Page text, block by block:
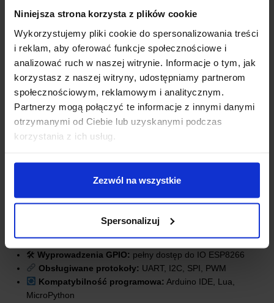
Niniejsza strona korzysta z plików cookie
Wykorzystujemy pliki cookie do spersonalizowania treści
i reklam, aby oferować funkcje społecznościowe i
analizować ruch w naszej witrynie. Informacje o tym, jak
korzystasz z naszej witryny, udostępniamy partnerom
społecznościowym, reklamowym i analitycznym.
Partnerzy mogą połączyć te informacje z innymi danymi
otrzymanymi od Ciebie lub uzyskanymi podczas
korzystania z ich usług.
Zezwól na wszystkie
Spersonalizuj
SPECYFIKACJA TECHNICZNA
Główny układ WiFi:ESP8266
Interfejs USB-UART:
CH9102X
Napięcie zasilania:5 V
🛠 Wyprowadzenia GPIO: pełny dostęp do IO ESP8266
Obsługiwane protokoły: UART, I2C, SPI, PWM
Kompatybilność programowa: Arduino IDE, Lua,
MicroPython